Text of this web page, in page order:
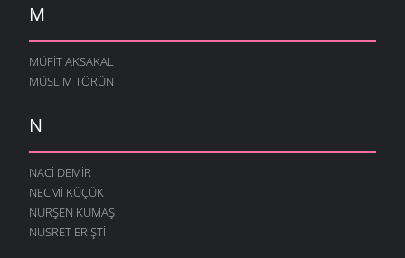
M
MÜFIT AKSAKAL
MÜSLIM TÖRÜN
N
NACI DEMIR
NECMI KÜÇÜK
NURŞEN KUMAŞ
NUSRET ERIŞTI